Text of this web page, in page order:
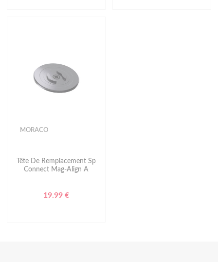
MORACO
Tête De Remplacement Sp
Connect Mag-Align A
19.99 €